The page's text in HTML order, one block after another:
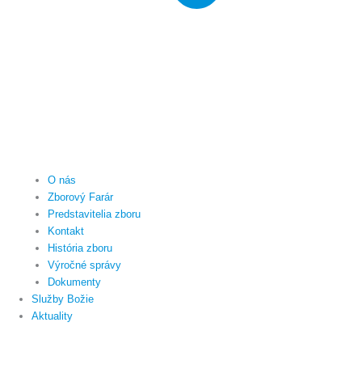
O nás
Zborový Farár
Predstavitelia zboru
Kontakt
História zboru
Výročné správy
Dokumenty
Služby Božie
Aktuality